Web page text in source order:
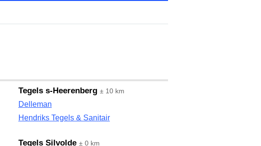
Tegels s-Heerenberg ± 10 km
Delleman
Hendriks Tegels & Sanitair
Tegels Silvolde ± 0 km